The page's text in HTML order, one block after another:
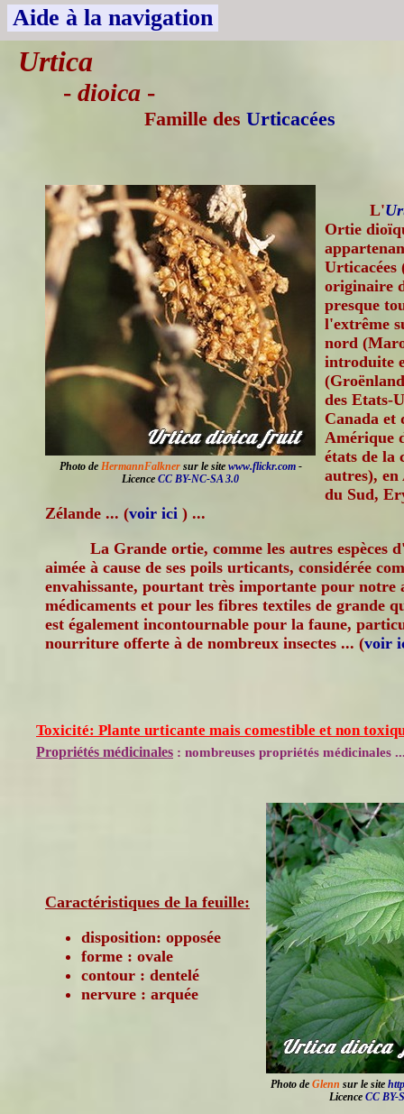
Aide à la navigation
Urtica
- dioica -
Famille des Urticacées
Photo de HermannFalknersur le site www.flickr.com-
Licence CC BY-NC-SA 3.0
L'
Ortie
Urticacées
originaire
presque
l'extrême
nord
introduite
des Etats-
Canada et
Amérique
états de la
autres),
du Sud,
Zélande ... (voir ici ) ...
La Grande ortie, comme les autres espèces
aimée à cause de ses poils urticants, considérée
envahissante, pourtant très importante pour notre
médicaments et pour les fibres textiles de grande
est également incontournable pour la faune,
nourriture offerte à de nombreux insectes ... (voir
Toxicité: Plante urticante mais comestible et non
Propriétés médicinales : nombreuses propriétés médicinales
Photo de Glenn sur le site
Licence CC BY-
Caractéristiques de la feuille:
disposition: opposée
forme : ovale
contour : dentelé
nervure : arquée